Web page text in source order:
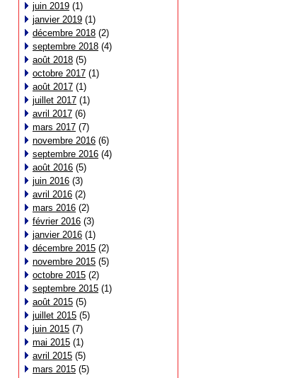
juin 2019 (1)
janvier 2019 (1)
décembre 2018 (2)
septembre 2018 (4)
août 2018 (5)
octobre 2017 (1)
août 2017 (1)
juillet 2017 (1)
avril 2017 (6)
mars 2017 (7)
novembre 2016 (6)
septembre 2016 (4)
août 2016 (5)
juin 2016 (3)
avril 2016 (2)
mars 2016 (2)
février 2016 (3)
janvier 2016 (1)
décembre 2015 (2)
novembre 2015 (5)
octobre 2015 (2)
septembre 2015 (1)
août 2015 (5)
juillet 2015 (5)
juin 2015 (7)
mai 2015 (1)
avril 2015 (5)
mars 2015 (5)